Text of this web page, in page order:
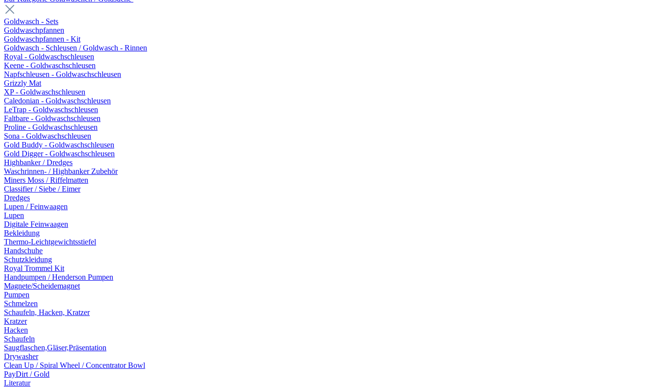
Goldwasch - Sets
Goldwaschpfannen
Goldwaschpfannen - Kit
Goldwasch - Schleusen / Goldwasch - Rinnen
Royal - Goldwaschschleusen
Keene - Goldwaschschleusen
Napfschleusen - Goldwaschschleusen
Grizzly Mat
XP - Goldwaschschleusen
Caledonian - Goldwaschschleusen
LeTrap - Goldwaschschleusen
Faltbare - Goldwaschschleusen
Proline - Goldwaschschleusen
Sona - Goldwaschschleusen
Gold Buddy - Goldwaschschleusen
Gold Digger - Goldwaschschleusen
Highbanker / Dredges
Waschrinnen- / Highbanker Zubehör
Miners Moss / Riffelmatten
Classifier / Siebe / Eimer
Dredges
Lupen / Feinwaagen
Lupen
Digitale Feinwaagen
Bekleidung
Thermo-Leichtgewichtsstiefel
Handschuhe
Schutzkleidung
Royal Trommel Kit
Handpumpen / Henderson Pumpen
Magnete/Scheidemagnet
Pumpen
Schmelzen
Schaufeln, Hacken, Kratzer
Kratzer
Hacken
Schaufeln
Saugflaschen,Gläser,Präsentation
Drywasher
Clean Up / Spiral Wheel / Concentrator Bowl
PayDirt / Gold
Literatur